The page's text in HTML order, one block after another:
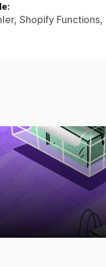
Shopify Functions,